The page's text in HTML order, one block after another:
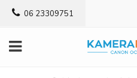
06 23309751